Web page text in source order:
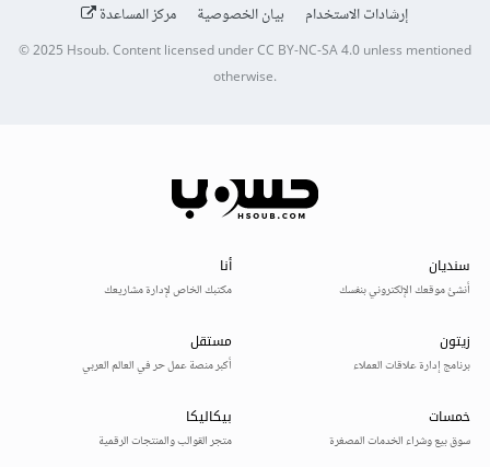
إرشادات الاستخدام
بيان الخصوصية مركز المساعدة
© 2025Hsoub.Content licensed underCC BY-NC-SA 4.0unless mentioned
otherwise.